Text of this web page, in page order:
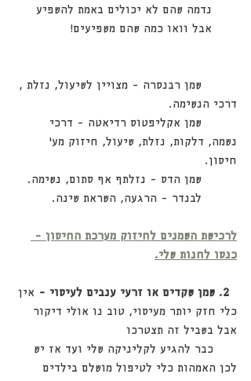
נדמה שהם לא יכולים באמת להשפיע
אבל וואו כמה שהם משפיעים!
         שמן רבנסרה - מצויין לשיעול, נזלת ,
דרכי הנשימה.
         שמן אקליפטוס רדיאטה - דרכי
נשמה, דלקות, נזלת, שיעול, חיזוק מע'
חיסון.
לרכישת השמנים לחיזוק מערכת החיסון -
כנסו לחנות שלי.
2. שמן שקדים או זרעי ענבים לעיסוי -
אין
כלי חזק יותר מעיסוי, טוב נו אולי דיקור
אבל בשביל זה תצטרכו
      כבר להגיע לקליניקה שלי ועד אז יש
לכן האמהות כלי לטיפול מושלם בילדים